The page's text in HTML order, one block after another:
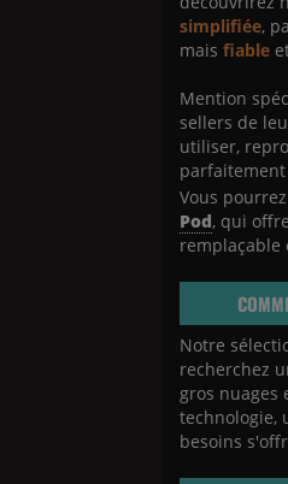
simplifiée,
maisfiable
Mention
sellers de
utiliser,
Vous
Pod, qui
remplaçable
Notre
recherchez
gros nuages
technologie,
besoins